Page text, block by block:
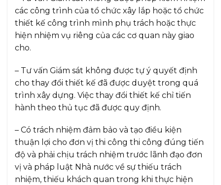
các công trình của tổ chức xây lắp hoặc tổ chức
thiết kế công trình mình phụ trách hoặc thực
hiện nhiệm vụ riêng của các cơ quan này giao
cho.
– Tư vấn Giám sát không được tự ý quyết định
cho thay đổi thiết kế đã được duyệt trong quá
trình xây dựng. Việc thay đổi thiết kế chỉ tiến
hành theo thủ tục đã được quy định.
– Có trách nhiệm đảm bảo và tạo điều kiện
thuận lợi cho đơn vị thi công thi công đúng tiến
độ và phải chịu trách nhiệm trước lãnh đạo đơn
vị và pháp luật Nhà nước về sự thiếu trách
nhiệm, thiếu khách quan trong khi thực hiện